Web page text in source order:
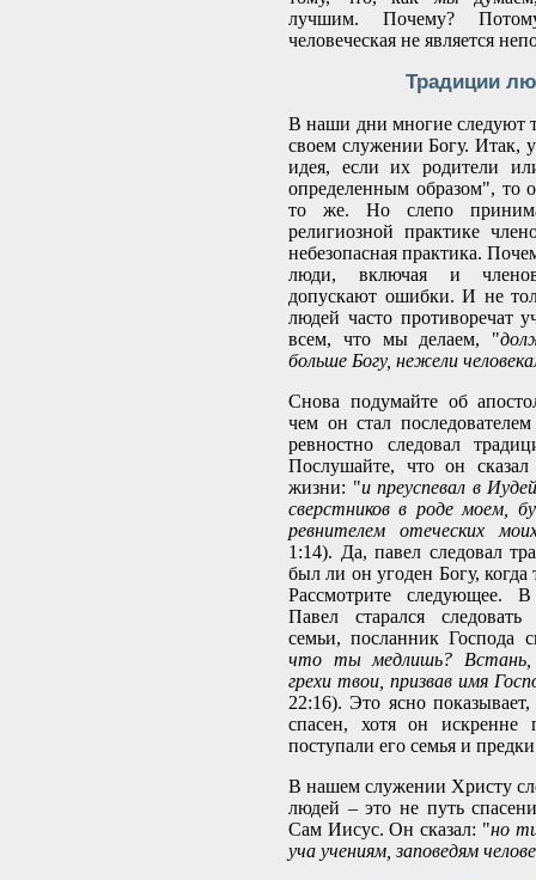
лучшим. Почему?
человеческая не является
Традиции
В наши дни многие следуют
своем служении Богу. Итак,
идея, если их родители
определенным образом", то
то же. Но слепо
религиозной практике
небезопасная практика.
люди, включая и
допускают ошибки. И не
людей часто противоречат
всем, что мы делаем, "
больше Богу, нежели
Снова подумайте об
чем он стал
ревностно следовал
Послушайте, что он
жизни: "и преуспевал в
сверстников в роде моем,
ревнителем отеческих
1:14). Да, павел следовал
был ли он угоден Богу, когда
Рассмотрите следующее.
Павел старался
семьи, посланник Господа
что ты медлишь? Встань,
грехи твои, призвав имя
22:16). Это ясно
спасен, хотя он искренне
поступали его семья и
В нашем служении Христу
людей – это не путь
Сам Иисус. Он сказал: "но
уча учениям, заповедям